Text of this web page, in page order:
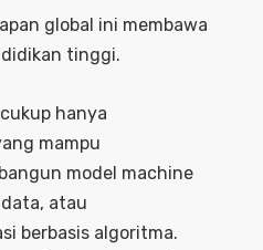
global ini membawa
tinggi.
hanya
mampu
model machine
atau
berbasis algoritma.